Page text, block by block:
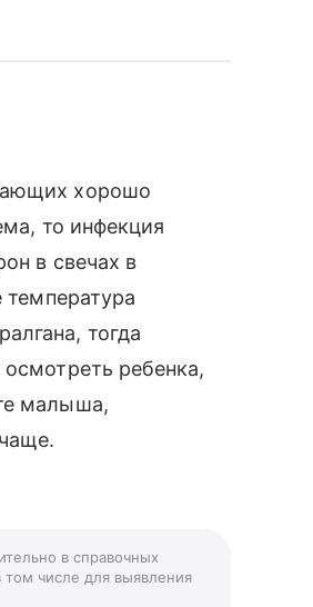
хорошо
то инфекция
в свечах в
тогда
ребенка,
малыша,
в справочных
том числе для выявления